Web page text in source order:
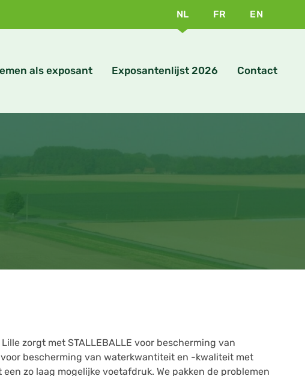
NL FR EN
als exposant Exposantenlijst 2026 Contact
zorgt metSTALLEBALLE voor bescherming van
bescherming van waterkwantiteit en -kwaliteit met
zo laag mogelijke voetafdruk. We pakken de problemen